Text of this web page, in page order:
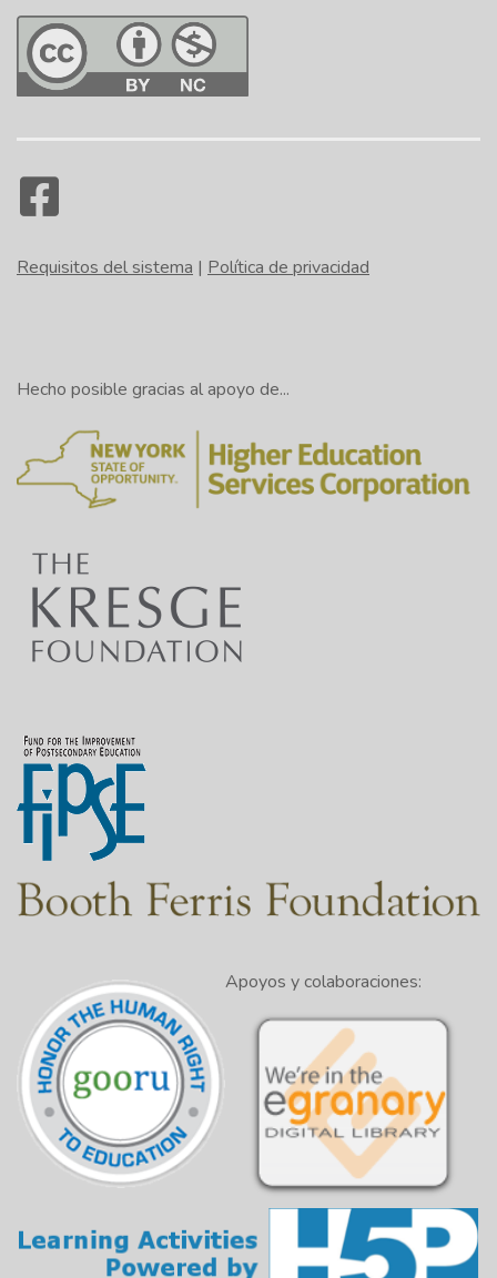
Requisitos del sistema | Política de privacidad
Hecho posible gracias al apoyo de...
Apoyos y colaboraciones: